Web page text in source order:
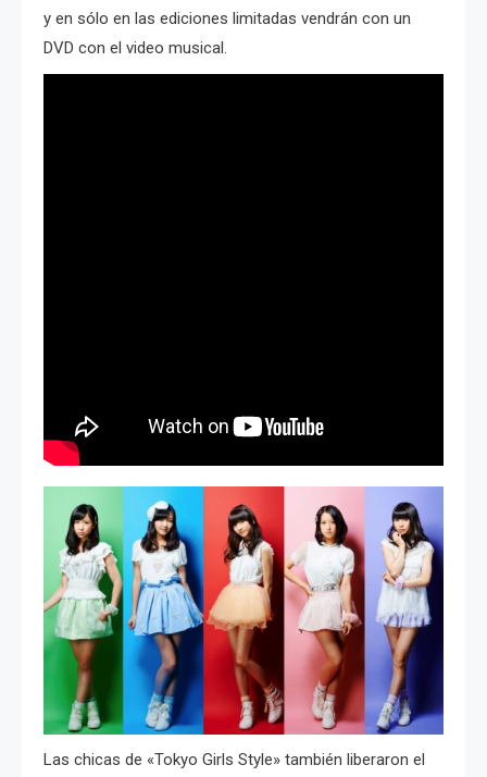
y en sólo en las ediciones limitadas vendrán con un
DVD con el video musical.
Las chicas de «Tokyo Girls Style» también liberaron el